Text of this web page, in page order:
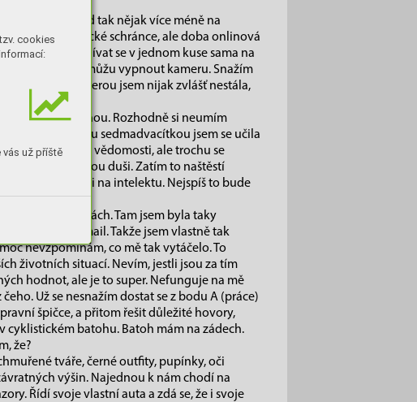
cookies
vás už příště
já se cítím pořád tak nějak více méně na
si to i o své fyzické schránce, ale doba onlinová
vyvedla. Dívat se v jednom kuse sama na
takže si nemůžu vypnout kameru. Snažím
dovednost, o kterou jsem nijak zvlášť nestála,
že už je to za mnou. Rozhodně si neumím
S výše zmíněnou sedmadvacítkou jsem se učila
potřebné vědomosti, ale trochu se
na lidskou duši. Zatím to naštěstí
úhony na duši i na intelektu. Nejspíš to bude
třídních schůzkách. Tam jsem byla taky
světě objevil mail. Takže jsem vlastně tak
nevzpomínám, co mě tak vytáčelo. To
životních situací. Nevím, jestli jsou za tím
hodnot, ale je to super. Nefunguje na mě
Už se nesnažím dostat se z bodu A (práce)
špičce, a přitom řešit důležité hovory,
cyklistickém batohu. Batoh mám na zádech.
že?
tváře, černé outfity, pupínky, oči
výšin. Najednou k nám chodí na
Řídí svoje vlastní auta a zdá se, že i svoje